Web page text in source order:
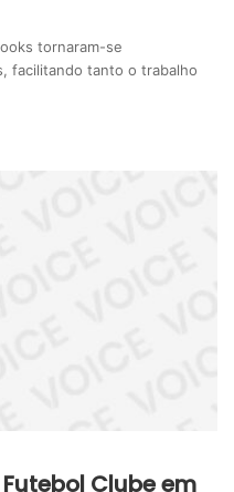
tornaram-se
facilitando tanto o trabalho
Clube em